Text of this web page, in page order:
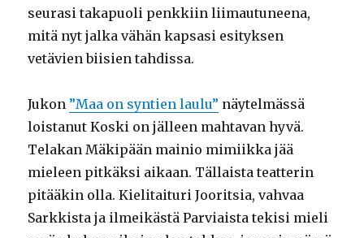
seurasi takapuoli penkkiin liimautuneena,
mitä nyt jalka vähän kapsasi esityksen
vetävien biisien tahdissa.
Jukon ”Maa on syntien laulu” näytelmässä
loistanut Koski on jälleen mahtavan hyvä.
Telakan Mäkipään mainio mimiikka jää
mieleen pitkäksi aikaan. Tällaista teatterin
pitääkin olla. Kielitaituri Jooritsia, vahvaa
Sarkkista ja ilmeikästä Parviaista tekisi mieli